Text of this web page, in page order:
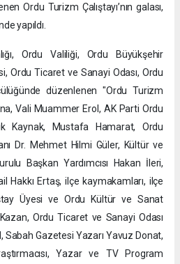
Ordu Turizm Çalıştayı’nın galası,
yapıldı.
Ordu Valiliği, Ordu Büyükşehir
Ordu Ticaret ve Sanayi Odası, Ordu
düzenlenen "Ordu Turizm
Vali Muammer Erol, AK Parti Ordu
Kaynak, Mustafa Hamarat, Ordu
Dr. Mehmet Hilmi Güler, Kültür ve
Başkan Yardımcısı Hakan İleri,
Hakkı Ertaş, ilçe kaymakamları, ilçe
Üyesi ve Ordu Kültür ve Sanat
Ordu Ticaret ve Sanayi Odası
Sabah Gazetesi Yazarı Yavuz Donat,
Yazar ve TV Program